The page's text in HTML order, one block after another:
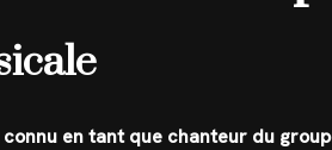
en tant que chanteur du